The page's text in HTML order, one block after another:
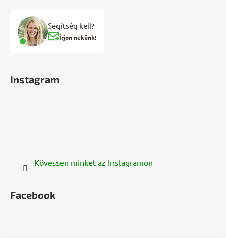
Segítség kell?
Írjon nekünk!
Instagram
Kövessen minket az Instagramon
Facebook